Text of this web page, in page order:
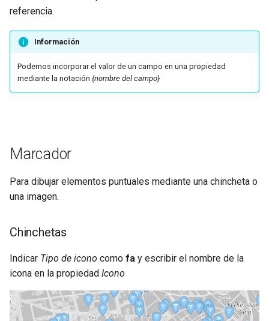
referencia.
Información
Podemos incorporar el valor de un campo en una propiedad
mediante la notación {nombre del campo}
Marcador
Para dibujar elementos puntuales mediante una chincheta o
una imagen.
Chinchetas
Indicar Tipo de icono como fa y escribir el nombre de la
icona en la propiedad Icono